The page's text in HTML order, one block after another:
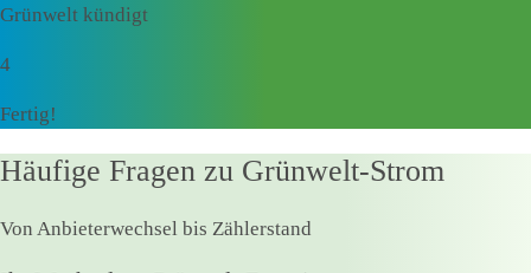
Grünwelt kündigt
4
Fertig!
Häufige Fragen zu Grünwelt-Strom
Von Anbieterwechsel bis Zählerstand